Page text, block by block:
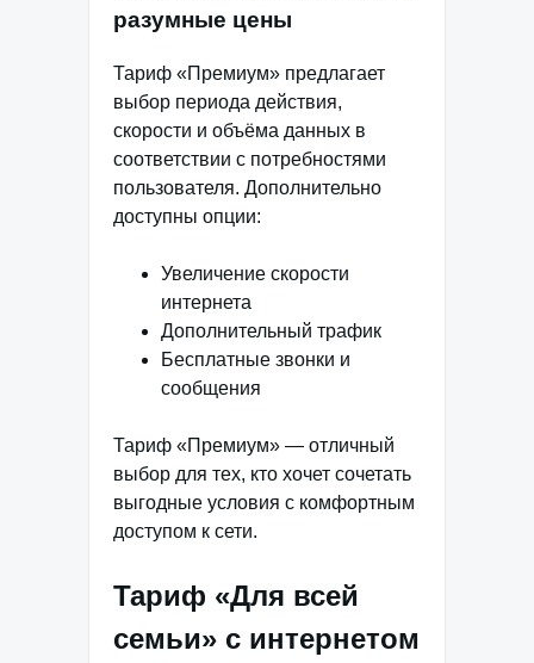
разумные цены
Тариф «Премиум» предлагает
выбор периода действия,
скорости и объёма данных в
соответствии с потребностями
пользователя. Дополнительно
доступны опции:
Увеличение скорости
интернета
Дополнительный трафик
Бесплатные звонки и
сообщения
Тариф «Премиум» — отличный
выбор для тех, кто хочет сочетать
выгодные условия с комфортным
доступом к сети.
Тариф «Для всей
семьи» с интернетом